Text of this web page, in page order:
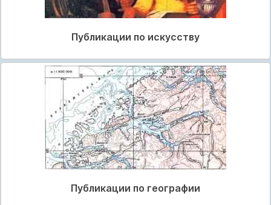
Публикации по искусству
Публикации по географии